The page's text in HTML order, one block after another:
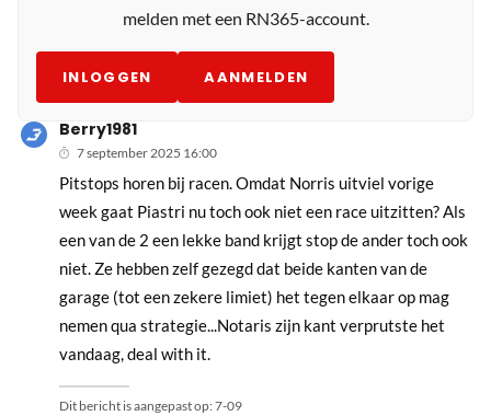
melden met een RN365-account.
INLOGGEN AANMELDEN
Berry1981
7 september 2025 16:00
Pitstops horen bij racen. Omdat Norris uitviel vorige
week gaat Piastri nu toch ook niet een race uitzitten? Als
een van de 2 een lekke band krijgt stop de ander toch ook
niet. Ze hebben zelf gezegd dat beide kanten van de
garage (tot een zekere limiet) het tegen elkaar op mag
nemen qua strategie...Notaris zijn kant verprutste het
vandaag, deal with it.
Dit bericht is aangepast op:7-09